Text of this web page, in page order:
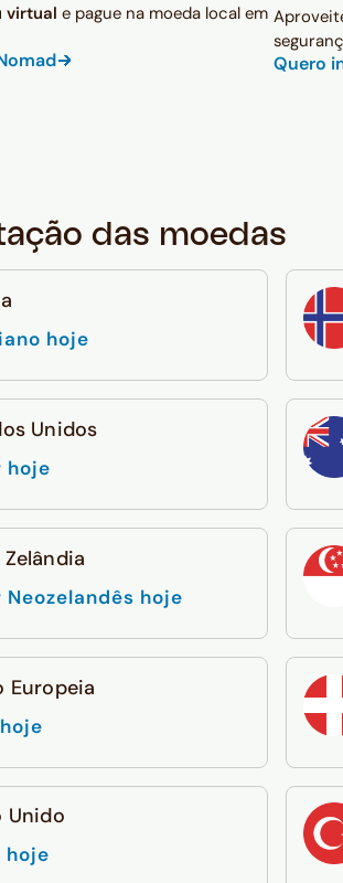
virtual e pague na moeda local em
Quero
das moedas
hoje
Unidos
hoje
Neozelandês hoje
Europeia
Unido
hoje